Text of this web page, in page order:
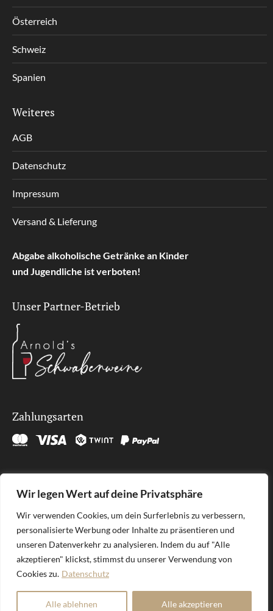
Wir legen Wert auf deine Privatsphäre
Wir verwenden Cookies, um dein Surferlebnis zu verbessern,
personalisierte Werbung oder Inhalte zu präsentieren und
unseren Datenverkehr zu analysieren. Indem du auf "Alle
akzeptieren" klickst, stimmst du unserer Verwendung von
Cookies zu. Datenschutz
Alle ablehnen Alle akzeptieren
Österreich
Schweiz
Spanien
Weiteres
AGB
Datenschutz
Impressum
Versand & Lieferung
Abgabe alkoholische Getränke an Kinder
und Jugendliche ist verboten!
Unser Partner-Betrieb
Zahlungsarten
Brunnenhöfli 9
6012 Obernau
welcome@sudlage.ch
SÜDLAGE GmbH | Deine online Weinboutique